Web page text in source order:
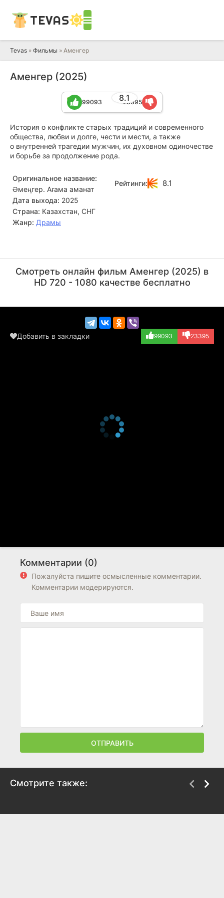
TEVAS
Tevas » Фильмы » Аменгер
Аменгер (2025)
8.1
99093 23395
История о конфликте старых традиций и современного
общества, любви и долге, чести и мести, а также
о внутренней трагедии мужчин, их духовном одиночестве
и борьбе за продолжение рода.
Оригинальное название:
Әмеңгер. Ағама аманат
Дата выхода: 2025
Страна: Казахстан, СНГ
Жанр: Драмы
Рейтинги: 8.1
Смотреть онлайн фильм Аменгер (2025) в
HD 720 - 1080 качестве бесплатно
Добавить в закладки 99093 23395
Комментарии (0)
Пожалуйста пишите осмысленные комментарии.
Комментарии модерируются.
ОТПРАВИТЬ
Смотрите также: